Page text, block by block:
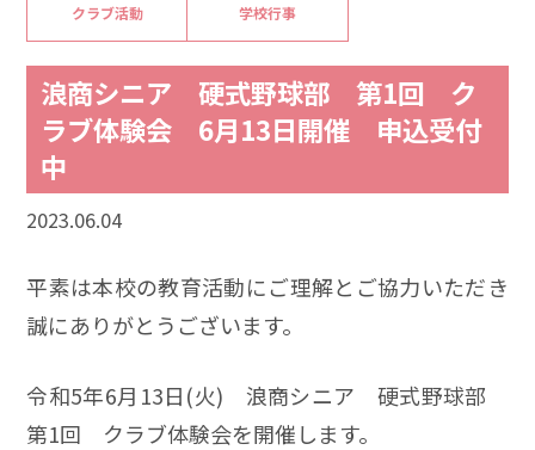
クラブ活動 学校行事
浪商シニア 硬式野球部 第1回 ク
ラブ体験会 6月13日開催 申込受付
中
2023.06.04
平素は本校の教育活動にご理解とご協力いただき
誠にありがとうございます。
令和5年6月13日(火) 浪商シニア 硬式野球部
第1回 クラブ体験会を開催します。